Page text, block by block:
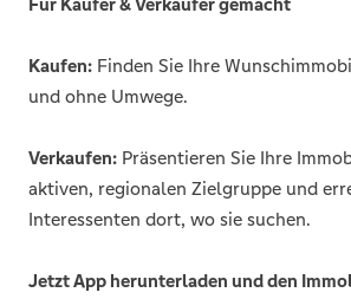
Kaufen: Finden Sie Ihre
und ohne Umwege.
Verkaufen: Präsentieren Sie Ihre
aktiven, regionalen Zielgruppe und
Interessenten dort, wo sie suchen.
Jetzt App herunterladen und den